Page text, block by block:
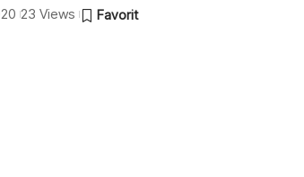
23 Views